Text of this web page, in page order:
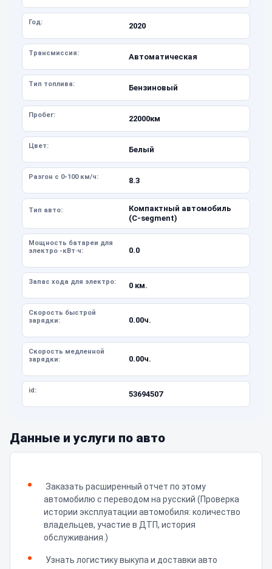
Год: 2020
Трансмиссия: Автоматическая
Тип топлива: Бензиновый
Пробег: 22000км
Цвет: Белый
Разгон с 0-100 км/ч: 8.3
Тип авто:
Компактный автомобиль
(C-segment)
Мощность батареи для
электро -кВт·ч:
0.0
Запас хода для электро: 0 км.
Скорость быстрой
зарядки:
0.00ч.
Скорость медленной
зарядки:
0.00ч.
id: 53694507
Данные и услуги по авто
Заказать расширенный отчет по этому
автомобилю с переводом на русский (Проверка
истории эксплуатации автомобиля: количество
владельцев, участие в ДТП, история
обслуживания.)
Узнать логистику выкупа и доставки авто